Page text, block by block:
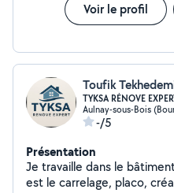
Voir le profil
Toufik
TYKSA RÉNOVE
Aulnay-sous-Bois
-/5
Présentation
Je travaille dans le
est le carrelage, placo,